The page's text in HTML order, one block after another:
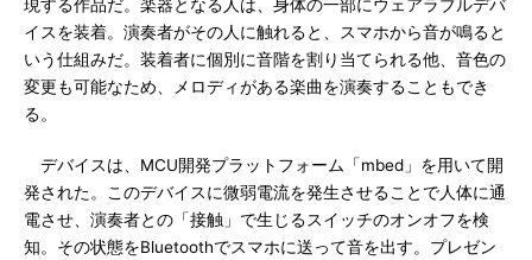
現する作品だ。楽器となる人は、身体の一部にウェアラブルデバ
イスを装着。演奏者がその人に触れると、スマホから音が鳴ると
いう仕組みだ。装着者に個別に音階を割り当てられる他、音色の
変更も可能なため、メロディがある楽曲を演奏することもでき
る。
デバイスは、MCU開発プラットフォーム「mbed」を用いて開
発された。このデバイスに微弱電流を発生させることで人体に通
電させ、演奏者との「接触」で生じるスイッチのオンオフを検
知。その状態をBluetoothでスマホに送って音を出す。プレゼン